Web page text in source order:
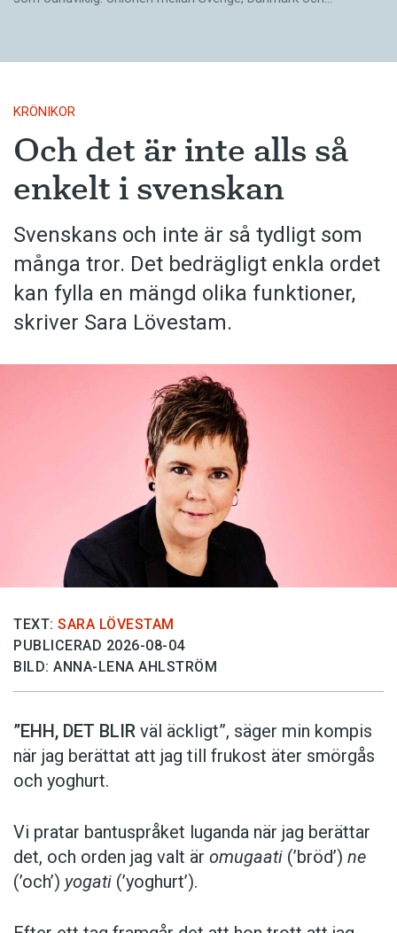
KRÖNIKOR
Och det är inte alls så
enkelt i svenskan
Svenskans och inte är så tydligt som
många tror. Det bedrägligt enkla ordet
kan fylla en mängd olika funktioner,
skriver Sara Lövestam.
TEXT: SARA LÖVESTAM
PUBLICERAD 2026-08-04
BILD: ANNA-LENA AHLSTRÖM
”EHH, DET BLIR väl äckligt”, säger min kompis
när jag berättat att jag till frukost äter smörgås
och yoghurt.
Vi pratar bantuspråket luganda när jag berättar
det, och orden jag valt är omugaati (’bröd’) ne
(’och’) yogati (’yoghurt’).